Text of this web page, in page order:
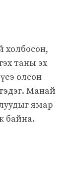
холбосон,
таны эх
олсон
Манай
ямар
байна.